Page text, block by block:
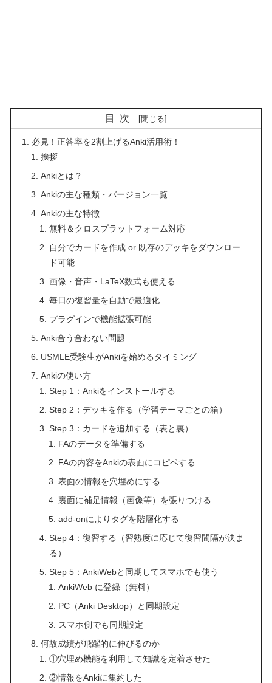
目次
必見！正答率を2割上げるAnki活用術！
挨拶
Ankiとは？
Ankiの主な種類・バージョン一覧
Ankiの主な特徴
無料＆クロスプラットフォーム対応
自分でカードを作成 or 既存のデッキをダウンロー
ド可能
画像・音声・LaTeX数式も使える
毎日の復習量を自動で最適化
プラグインで機能拡張可能
Anki合う合わない問題
USMLE受験生がAnkiを始めるタイミング
Ankiの使い方
Step 1：Ankiをインストールする
Step 2：デッキを作る（学習テーマごとの箱）
Step 3：カードを追加する（表と裏）
FAのデータを準備する
FAの内容をAnkiの表面にコピペする
表面の情報を穴埋めにする
裏面に補足情報（画像等）を張りつける
add-onによりタグを階層化する
Step 4：復習する（習熟度に応じて復習間隔が決ま
る）
Step 5：AnkiWebと同期してスマホでも使う
AnkiWeb に登録（無料）
PC（Anki Desktop）と同期設定
スマホ側でも同期設定
何故成績が飛躍的に伸びるのか
①穴埋め機能を利用して知識を定着させた
②情報をAnkiに集約した